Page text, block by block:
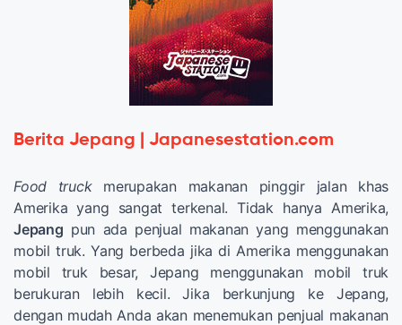
Berita Jepang | Japanesestation.com
Food truckmerupakan makanan pinggir jalan khas
Amerika yang sangat terkenal. Tidak hanya Amerika,
Jepang pun ada penjual makanan yang menggunakan
mobil truk. Yang berbeda jika di Amerika menggunakan
mobil truk besar, Jepang menggunakan mobil truk
berukuran lebih kecil. Jika berkunjung ke Jepang,
dengan mudah Anda akan menemukan penjual makanan